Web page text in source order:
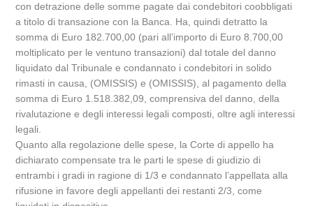
con detrazione delle somme pagate dai condebitori coobbligati
a titolo di transazione con la Banca. Ha, quindi detratto la
somma di Euro 182.700,00 (pari all’importo di Euro 8.700,00
moltiplicato per le ventuno transazioni) dal totale del danno
liquidato dal Tribunale e condannato i condebitori in solido
rimasti in causa, (OMISSIS) e (OMISSIS), al pagamento della
somma di Euro 1.518.382,09, comprensiva del danno, della
rivalutazione e degli interessi legali composti, oltre agli interessi
legali.
Quanto alla regolazione delle spese, la Corte di appello ha
dichiarato compensate tra le parti le spese di giudizio di
entrambi i gradi in ragione di 1/3 e condannato l’appellata alla
rifusione in favore degli appellanti dei restanti 2/3, come